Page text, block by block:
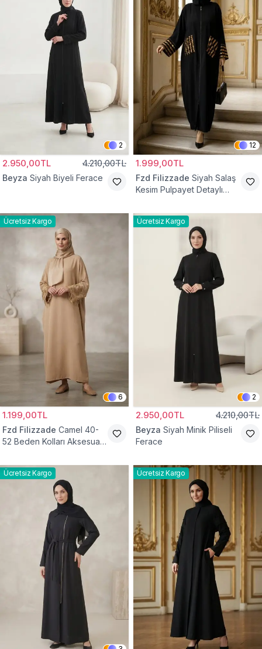
2
2.950,00TL 4.210,00TL
Beyza Siyah Biyeli Ferace
12
1.999,00TL
Fzd Filizzade Siyah Salaş
Kesim Pulpayet Detaylı
Ücretsiz Kargo
6
1.199,00TL
Fzd Filizzade Camel 40-
52 Beden Kolları Aksesuar
Ücretsiz Kargo
2
2.950,00TL 4.210,00TL
Beyza Siyah Minik Piliseli
Ferace
Ücretsiz Kargo Ücretsiz Kargo